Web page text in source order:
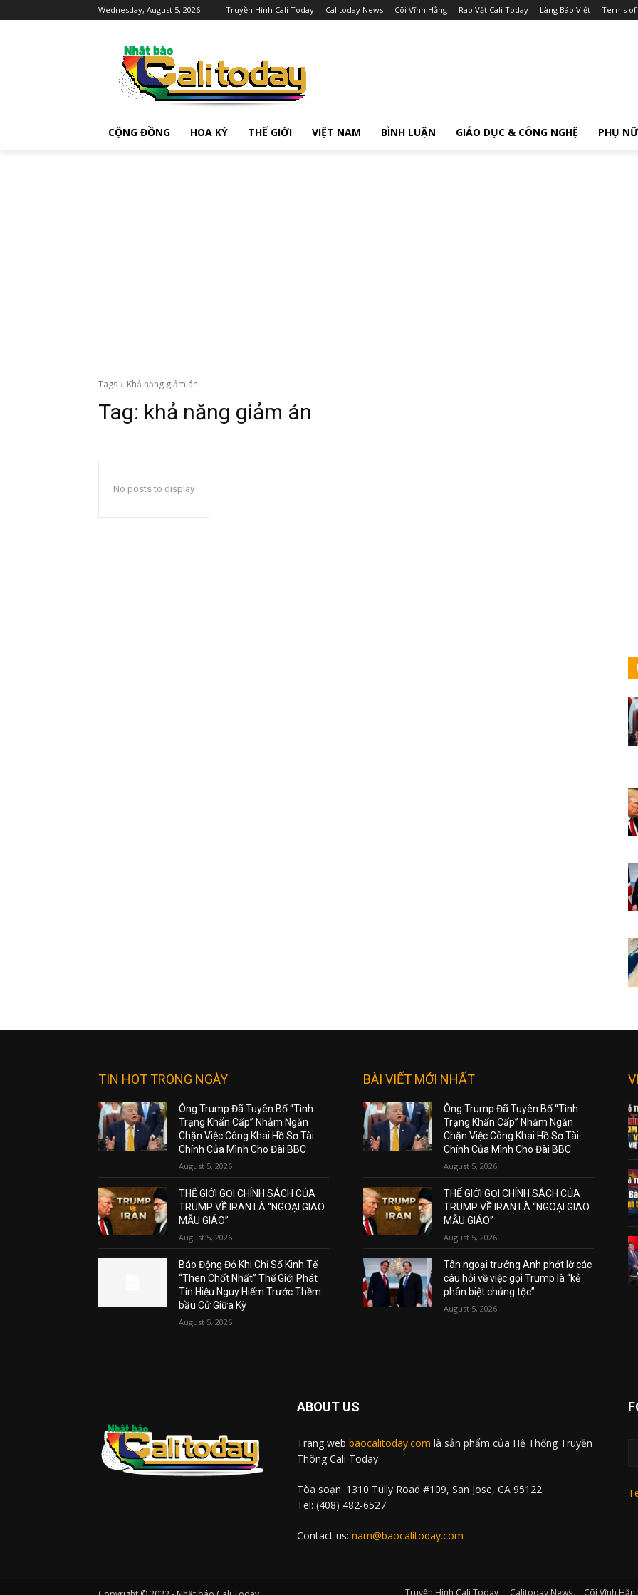
Wednesday, August 5, 2026 Truyền Hình Cali Today Calitoday News Cõi Vĩnh Hằng Rao Vặt Cali Today Làng Báo Việt Terms of
CỘNG ĐỒNG HOA KỲ THẾ GIỚI VIỆT NAM BÌNH LUẬN GIÁO DỤC & CÔNG NGHỆ PHỤ NỮ
Tags Khả năng giảm án
Tag: khả năng giảm án
No posts to display
TIN HOT TRONG NGÀY
Ông Trump Đã Tuyên Bố “Tình
Trạng Khẩn Cấp” Nhằm Ngăn
Chặn Việc Công Khai Hồ Sơ Tài
Chính Của Mình Cho Đài BBC
August 5, 2026
THẾ GIỚI GỌI CHÍNH SÁCH CỦA
TRUMP VỀ IRAN LÀ “NGOẠI GIAO
MẪU GIÁO”
August 5, 2026
Báo Động Đỏ Khi Chỉ Số Kinh Tế
“Then Chốt Nhất” Thế Giới Phát
Tín Hiệu Nguy Hiểm Trước Thềm
bầu Cử Giữa Kỳ
August 5, 2026
BÀI VIẾT MỚI NHẤT
Ông Trump Đã Tuyên Bố “Tình
Trạng Khẩn Cấp” Nhằm Ngăn
Chặn Việc Công Khai Hồ Sơ Tài
Chính Của Mình Cho Đài BBC
August 5, 2026
THẾ GIỚI GỌI CHÍNH SÁCH CỦA
TRUMP VỀ IRAN LÀ “NGOẠI GIAO
MẪU GIÁO”
August 5, 2026
Tân ngoại trưởng Anh phớt lờ các
câu hỏi về việc gọi Trump là “kẻ
phân biệt chủng tộc”.
August 5, 2026
ABOUT US
Trang web baocalitoday.com là sản phẩm của Hệ Thống Truyền
Thông Cali Today
Tòa soạn: 1310 Tully Road #109, San Jose, CA 95122
Tel: (408) 482-6527
Contact us: nam@baocalitoday.com
Truyền Hình Cali Today Calitoday News Cõi Vĩnh